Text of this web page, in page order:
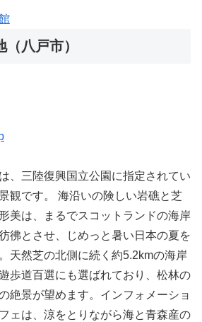
八戸市）
、三陸復興国立公園に指定されてい
観です。 海沿いの険しい岩礁と芝
美は、まるでスコットランドの海岸
彿とさせ、じめっと暑い日本の夏を
天然芝の北側に続く約5.2kmの海岸
歩道百選にも選ばれており、松林の
絶景が望めます。インフォメーショ
ェは、涼をとりながら海と青森産の